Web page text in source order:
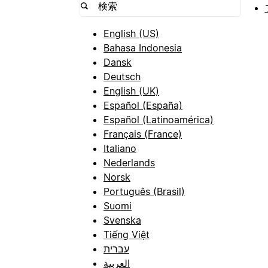
English (US)
Bahasa Indonesia
Dansk
Deutsch
English (UK)
Español (España)
Español (Latinoamérica)
Français (France)
Italiano
Nederlands
Norsk
Português (Brasil)
Suomi
Svenska
Tiếng Việt
עברית
العربية